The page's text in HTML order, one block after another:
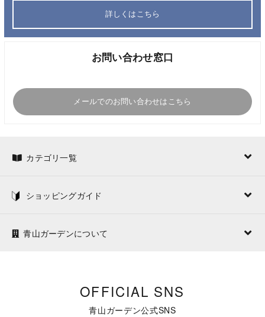
詳しくはこちら
お問い合わせ窓口
メールでのお問い合わせはこちら
カテゴリ一覧
ショッピングガイド
青山ガーデンについて
OFFICIAL SNS
青山ガーデン公式SNS